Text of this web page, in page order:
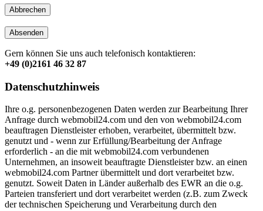
Abbrechen
Absenden
Gern können Sie uns auch telefonisch kontaktieren:
+49 (0)2161 46 32 87
Datenschutzhinweis
Ihre o.g. personenbezogenen Daten werden zur Bearbeitung Ihrer
Anfrage durch webmobil24.com und den von webmobil24.com
beauftragen Dienstleister erhoben, verarbeitet, übermittelt bzw.
genutzt und - wenn zur Erfüllung/Bearbeitung der Anfrage
erforderlich - an die mit webmobil24.com verbundenen
Unternehmen, an insoweit beauftragte Dienstleister bzw. an einen
webmobil24.com Partner übermittelt und dort verarbeitet bzw.
genutzt. Soweit Daten in Länder außerhalb des EWR an die o.g.
Parteien transferiert und dort verarbeitet werden (z.B. zum Zweck
der technischen Speicherung und Verarbeitung durch den